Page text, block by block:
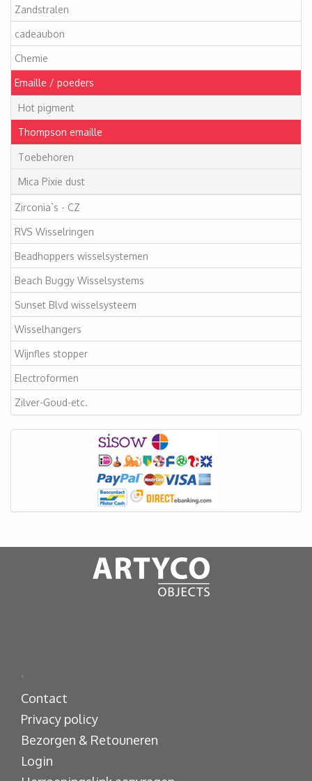
Zandstralen
cadeaubon
Chemie
Emaille / poeders
Hot pigment
Thompson emaille
Toebehoren
Mica Pixie dust
Zirconia`s - CZ
RVS Wisselringen
Beadhoppers wisselsystemen
Beach Buggy Wisselsystems
Sunset Blvd wisselsysteem
Wisselhangers
Wijnfles stopper
Electroformen
Zilver-Goud-etc.
.
Contact
Privacy policy
Bezorgen & Retouneren
Login